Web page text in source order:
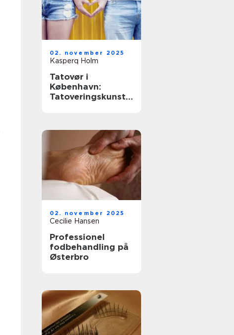
02. november 2025
Kasperq Holm
Tatovør i
København:
Tatoveringskunst i
02. november 2025
Cecilie Hansen
Professionel
fodbehandling på
Østerbro